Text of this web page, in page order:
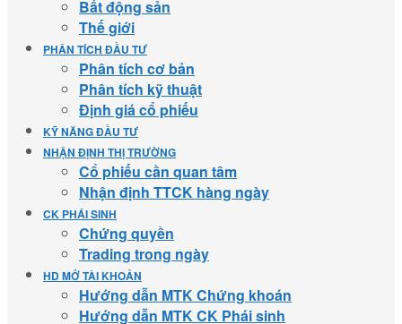
Bất động sản
Thế giới
PHÂN TÍCH ĐẦU TƯ
Phân tích cơ bản
Phân tích kỹ thuật
Định giá cổ phiếu
KỸ NĂNG ĐẦU TƯ
NHẬN ĐỊNH THỊ TRƯỜNG
Cổ phiếu cần quan tâm
Nhận định TTCK hàng ngày
CK PHÁI SINH
Chứng quyền
Trading trong ngày
HD MỞ TÀI KHOẢN
Hướng dẫn MTK Chứng khoán
Hướng dẫn MTK CK Phái sinh